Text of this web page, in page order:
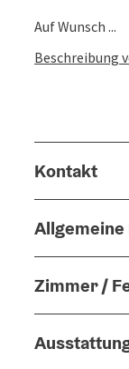
Auf Wunsch ...
Beschreibung
Kontakt
Zimmer /